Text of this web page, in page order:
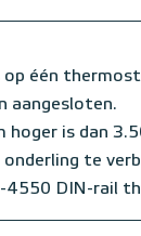
op één
aangesloten.
is dan
te
4550 DIN-rail